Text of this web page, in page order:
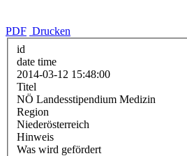
PDF Drucken
id
date time
2014-03-12 15:48:00
Titel
NÖ Landesstipendium Medizin
Region
Niederösterreich
Hinweis
Was wird gefördert